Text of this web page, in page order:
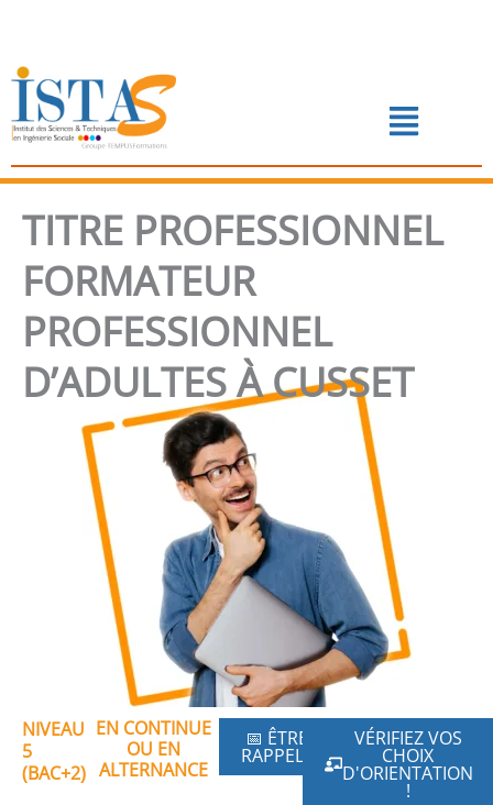
contenu
Menu
📅 PRENDRE RENDEZ-VOUS
TITRE PROFESSIONNEL
FORMATEUR
PROFESSIONNEL
D’ADULTES À CUSSET
NIVEAU
5
(BAC+2)
EN CONTINUE
OU EN
ALTERNANCE
📅 ÊTRE
RAPPELÉ
VÉRIFIEZ VOS
CHOIX
D'ORIENTATION
!